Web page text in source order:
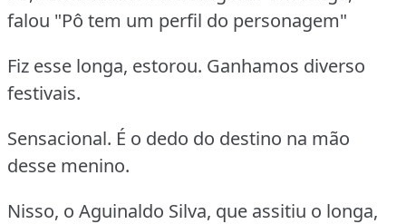
falou "Pô tem um perfil do personagem"
Fiz esse longa, estorou. Ganhamos diverso
festivais.
Sensacional. É o dedo do destino na mão
desse menino.
Nisso, o Aguinaldo Silva, que assitiu o longa,